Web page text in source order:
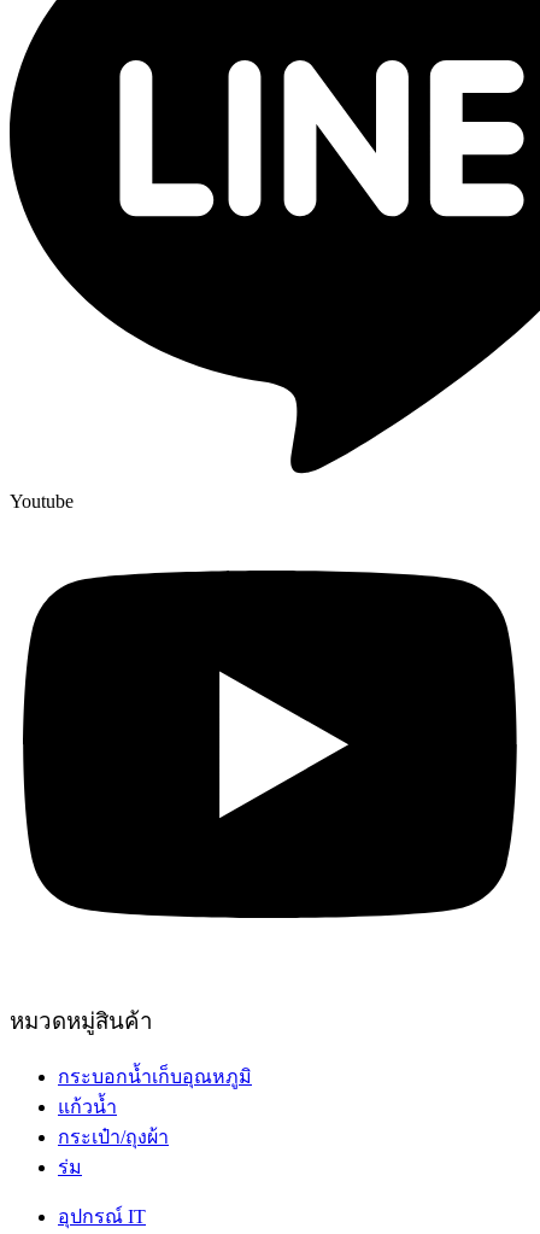
Youtube
หมวดหมู่สินค้า
กระบอกน้ำเก็บอุณหภูมิ
แก้วน้ำ
กระเป๋า/ถุงผ้า
ร่ม
อุปกรณ์ IT